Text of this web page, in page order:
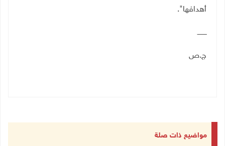
أهدافها".
ـــــــــ
ج.ص
مواضيع ذات صلة